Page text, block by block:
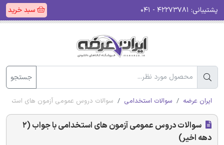
پشتیبانی: سبد خرید
جستجو
ایران عرضه سوالات استخدامی سوالات دروس عمومی آزمون های استخدامی با
سوالات دروس عمومی آزمون های استخدامی با جواب (2
دهه اخیر)